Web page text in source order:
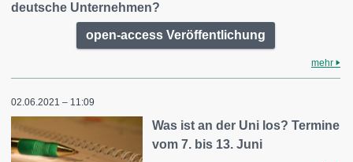
deutsche Unternehmen?
open-access Veröffentlichung
mehr
02.06.2021 – 11:09
Was ist an der Uni los? Termine
vom 7. bis 13. Juni